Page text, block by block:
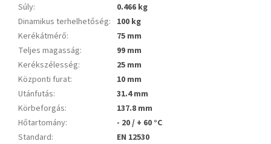
Súly:
0.466 kg
Dinamikus terhelhetőség: 100 kg
Kerékátmérő:
75 mm
Teljes magasság:
99 mm
Kerékszélesség:
25 mm
Központi furat:
10 mm
Utánfutás:
31.4 mm
Körbeforgás:
137.8 mm
Hőtartomány:
- 20 / + 60 °C
Standard:
EN 12530